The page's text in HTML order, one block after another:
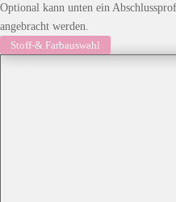
Optional kann unten ein
angebracht werden.
Stoff-& Farbauswahl